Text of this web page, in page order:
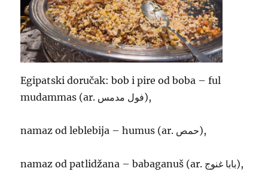
Egipatski doručak: bob i pire od boba – ful
mudammas (ar. فول مدمس),
namaz od leblebija – humus (ar. حمص),
namaz od patlidžana – babaganuš (ar. بابا غنوج),